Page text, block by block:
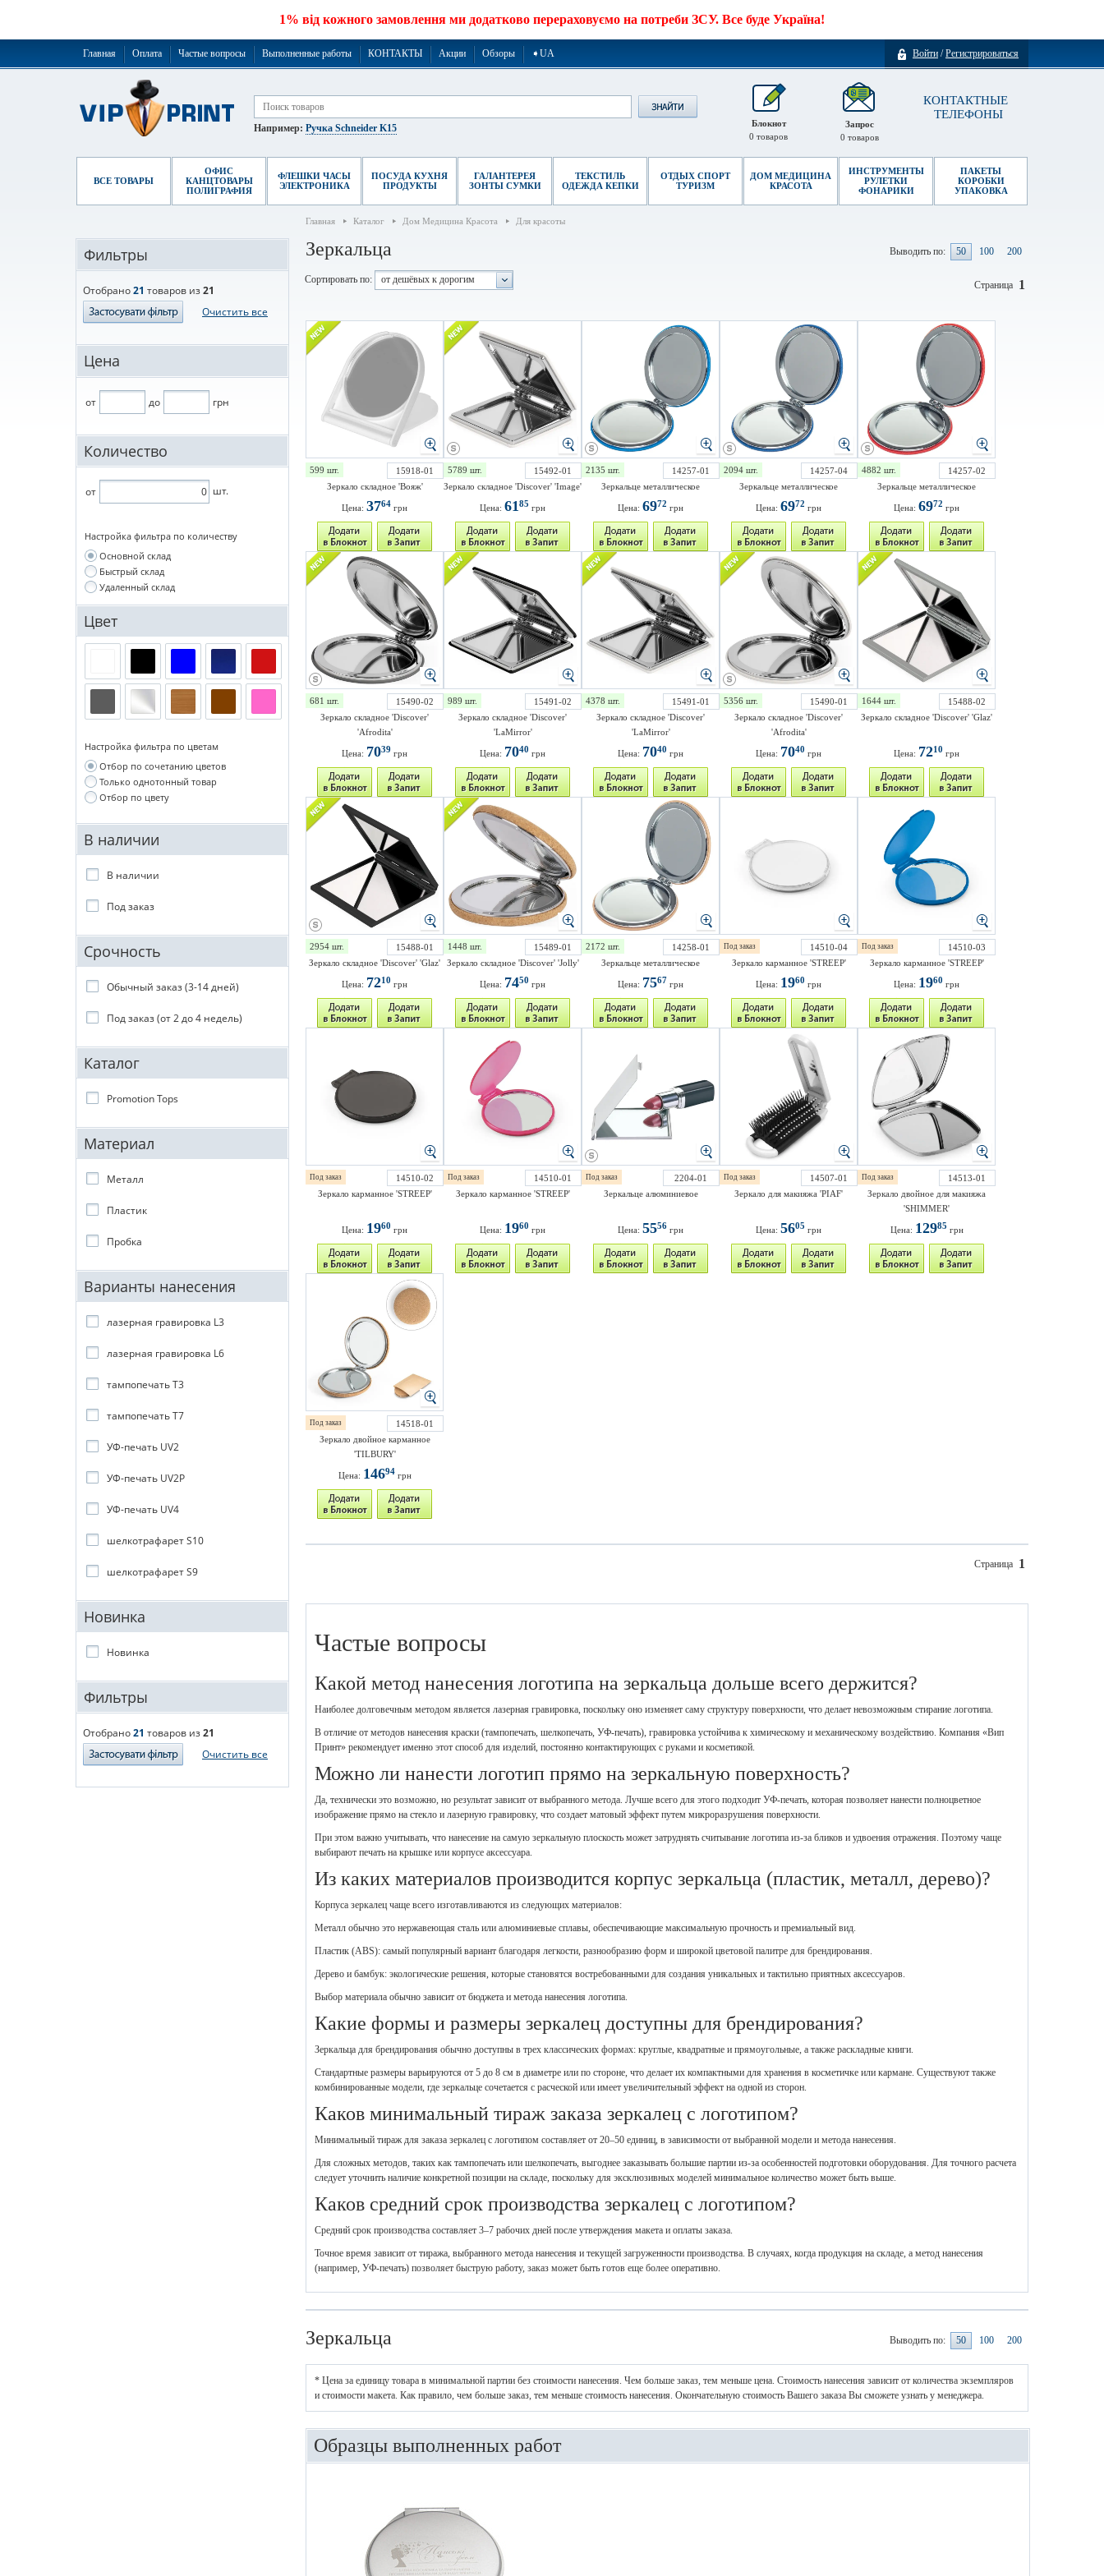
1% від кожного замовлення ми додатково перераховуємо на потреби ЗСУ. Все буде Україна!
Войти /Регистрироваться
Главная Оплата Частые вопросы Выполненные работы КОНТАКТЫ Акции Обзоры ➧UA
КОНТАКТНЫЕ
ТЕЛЕФОНЫ
Запрос
0 товаров
Например: Ручка Schneider K15
Блокнот
0 товаров
ВСЕ ТОВАРЫ
ОФИС
КАНЦТОВАРЫ
ПОЛИГРАФИЯ
ФЛЕШКИ ЧАСЫ
ЭЛЕКТРОНИКА
ПОСУДА КУХНЯ
ПРОДУКТЫ
ГАЛАНТЕРЕЯ
ЗОНТЫ СУМКИ
ТЕКСТИЛЬ
ОДЕЖДА КЕПКИ
ОТДЫХ СПОРТ
ТУРИЗМ
ДОМ МЕДИЦИНА
КРАСОТА
ИНСТРУМЕНТЫ
РУЛЕТКИ
ФОНАРИКИ
ПАКЕТЫ
КОРОБКИ
УПАКОВКА
Главная Каталог Дом Медицина Красота Для красоты
Фильтры
Отобрано21 товаров из21
Очистить все
Цена
от до грн
Количество
от шт.
Настройка фильтра по количеству
Основной склад
Быстрый склад
Удаленный склад
Цвет
Настройка фильтра по цветам
Отбор по сочетанию цветов
Только однотонный товар
Отбор по цвету
В наличии
В наличии
Под заказ
Срочность
Обычный заказ (3-14 дней)
Под заказ (от 2 до 4 недель)
Каталог
Promotion Tops
Материал
Металл
Пластик
Пробка
Варианты нанесения
лазерная гравировка L3
лазерная гравировка L6
тампопечать T3
тампопечать T7
УФ-печать UV2
УФ-печать UV2P
УФ-печать UV4
шелкотрафарет S10
шелкотрафарет S9
Новинка
Новинка
Фильтры
Отобрано21 товаров из21
Очистить все
Зеркальца Выводить по: 50 100 200
Сортировать по: от дешёвых к дорогим 1
Страница
599 шт.
15918-01
Зеркало складное 'Вояж'
Цена: 3764 грн
5789 шт.
15492-01
Зеркало складное 'Discover' 'Image'
Цена: 6185 грн
2135 шт.
14257-01
Зеркальце металлическое
Цена: 6972 грн
2094 шт.
14257-04
Зеркальце металлическое
Цена: 6972 грн
4882 шт.
14257-02
Зеркальце металлическое
Цена: 6972 грн
681 шт.
15490-02
Зеркало складное 'Discover'
'Afrodita'
Цена: 7039 грн
989 шт.
15491-02
Зеркало складное 'Discover'
'LaMirror'
Цена: 7040 грн
4378 шт.
15491-01
Зеркало складное 'Discover'
'LaMirror'
Цена: 7040 грн
5356 шт.
15490-01
Зеркало складное 'Discover'
'Afrodita'
Цена: 7040 грн
1644 шт.
15488-02
Зеркало складное 'Discover' 'Glaz'
Цена: 7210 грн
2954 шт.
15488-01
Зеркало складное 'Discover' 'Glaz'
Цена: 7210 грн
1448 шт.
15489-01
Зеркало складное 'Discover' 'Jolly'
Цена: 7450 грн
2172 шт.
14258-01
Зеркальце металлическое
Цена: 7567 грн
Под заказ
14510-04
Зеркало карманное 'STREEP'
Цена: 1960 грн
Под заказ
14510-03
Зеркало карманное 'STREEP'
Цена: 1960 грн
Под заказ
14510-02
Зеркало карманное 'STREEP'
Цена: 1960 грн
Под заказ
14510-01
Зеркало карманное 'STREEP'
Цена: 1960 грн
Под заказ
2204-01
Зеркальце алюминиевое
Цена: 5556 грн
Под заказ
14507-01
Зеркало для макияжа 'PIAF'
Цена: 5605 грн
Под заказ
14513-01
Зеркало двойное для макияжа
'SHIMMER'
Цена: 12985 грн
Под заказ
14518-01
Зеркало двойное карманное
'TILBURY'
Цена: 14694грн
1
Страница
Частые вопросы
Какой метод нанесения логотипа на зеркальца дольше всего держится?
Наиболее долговечным методом является лазерная гравировка, поскольку оно изменяет саму структуру поверхности, что делает невозможным стирание логотипа.
В отличие от методов нанесения краски (тампопечать, шелкопечать, УФ-печать), гравировка устойчива к химическому и механическому воздействию. Компания «Вип
Принт» рекомендует именно этот способ для изделий, постоянно контактирующих с руками и косметикой.
Можно ли нанести логотип прямо на зеркальную поверхность?
Да, технически это возможно, но результат зависит от выбранного метода. Лучше всего для этого подходит УФ-печать, которая позволяет нанести полноцветное
изображение прямо на стекло и лазерную гравировку, что создает матовый эффект путем микроразрушения поверхности.
При этом важно учитывать, что нанесение на самую зеркальную плоскость может затруднять считывание логотипа из-за бликов и удвоения отражения. Поэтому чаще
выбирают печать на крышке или корпусе аксессуара.
Из каких материалов производится корпус зеркальца (пластик, металл, дерево)?
Корпуса зеркалец чаще всего изготавливаются из следующих материалов:
Металл обычно это нержавеющая сталь или алюминиевые сплавы, обеспечивающие максимальную прочность и премиальный вид.
Пластик (ABS): самый популярный вариант благодаря легкости, разнообразию форм и широкой цветовой палитре для брендирования.
Дерево и бамбук: экологические решения, которые становятся востребованными для создания уникальных и тактильно приятных аксессуаров.
Выбор материала обычно зависит от бюджета и метода нанесения логотипа.
Какие формы и размеры зеркалец доступны для брендирования?
Зеркальца для брендирования обычно доступны в трех классических формах: круглые, квадратные и прямоугольные, а также раскладные книги.
Стандартные размеры варьируются от 5 до 8 см в диаметре или по стороне, что делает их компактными для хранения в косметичке или кармане. Существуют также
комбинированные модели, где зеркальце сочетается с расческой или имеет увеличительный эффект на одной из сторон.
Каков минимальный тираж заказа зеркалец с логотипом?
Минимальный тираж для заказа зеркалец с логотипом составляет от 20–50 единиц, в зависимости от выбранной модели и метода нанесения.
Для сложных методов, таких как тампопечать или шелкопечать, выгоднее заказывать большие партии из-за особенностей подготовки оборудования. Для точного расчета
следует уточнить наличие конкретной позиции на складе, поскольку для эксклюзивных моделей минимальное количество может быть выше.
Каков средний срок производства зеркалец с логотипом?
Средний срок производства составляет 3–7 рабочих дней после утверждения макета и оплаты заказа.
Точное время зависит от тиража, выбранного метода нанесения и текущей загруженности производства. В случаях, когда продукция на складе, а метод нанесения
(например, УФ-печать) позволяет быструю работу, заказ может быть готов еще более оперативно.
Зеркальца Выводить по: 50 100 200
* Цена за единицу товара в минимальной партии без стоимости нанесения. Чем больше заказ, тем меньше цена. Стоимость нанесения зависит от количества экземпляров
и стоимости макета. Как правило, чем больше заказ, тем меньше стоимость нанесения. Окончательную стоимость Вашего заказа Вы сможете узнать у менеджера.
Образцы выполненных работ